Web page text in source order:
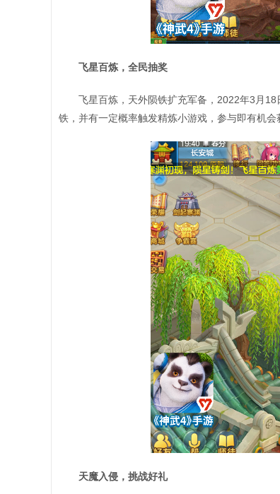
飞星百炼，全民抽奖
飞星百炼，天外陨铁扩充军备，2022年3月
铁，并有一定概率触发精炼小游戏，参与即有机
天魔入侵，挑战好礼